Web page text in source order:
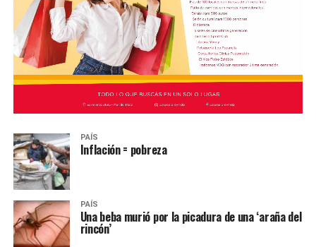
PAÍS
Inflación = pobreza
PAÍS
Una beba murió por la picadura de una ‘araña del
rincón’